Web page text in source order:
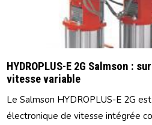
HYDROPLUS-E 2G Salmson :
vitesse variable
Le Salmson HYDROPLUS-E 2G
électronique de vitesse intégrée